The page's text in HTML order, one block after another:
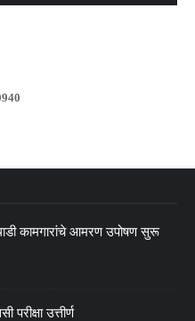
कामगारांचे आमरण उपोषण सुरू
परीक्षा उत्तीर्ण